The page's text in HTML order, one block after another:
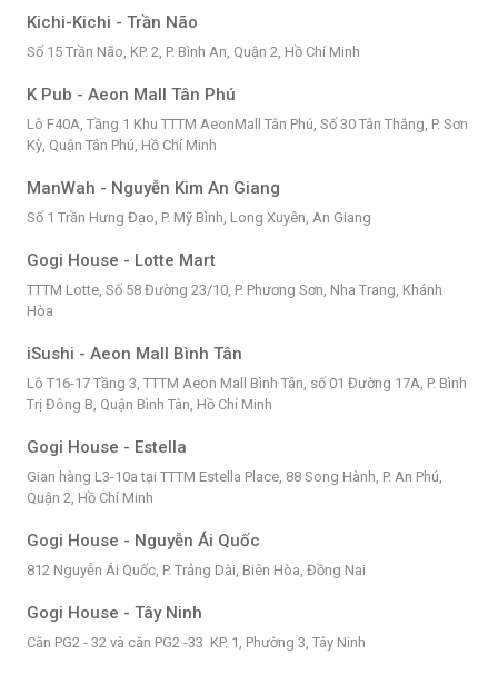
Kichi-Kichi - Trần Não
Số 15 Trần Não, KP. 2, P. Bình An, Quận 2, Hồ Chí Minh
K Pub - Aeon Mall Tân Phú
Lô F40A, Tầng 1 Khu TTTM AeonMall Tân Phú, Số 30 Tân Thắng, P. Sơn
Kỳ, Quận Tân Phú, Hồ Chí Minh
ManWah - Nguyễn Kim An Giang
Số 1 Trần Hưng Đạo, P. Mỹ Bình, Long Xuyên, An Giang
Gogi House - Lotte Mart
TTTM Lotte, Số 58 Đường 23/10, P. Phương Sơn, Nha Trang, Khánh
Hòa
iSushi - Aeon Mall Bình Tân
Lô T16-17 Tầng 3, TTTM Aeon Mall Bình Tân, số 01 Đường 17A, P. Bình
Trị Đông B, Quận Bình Tân, Hồ Chí Minh
Gogi House - Estella
Gian hàng L3-10a tại TTTM Estella Place, 88 Song Hành, P. An Phú,
Quận 2, Hồ Chí Minh
Gogi House - Nguyễn Ái Quốc
812 Nguyễn Ái Quốc, P. Trảng Dài, Biên Hòa, Đồng Nai
Gogi House - Tây Ninh
Căn PG2 - 32 và căn PG2 -33 KP. 1, Phường 3, Tây Ninh